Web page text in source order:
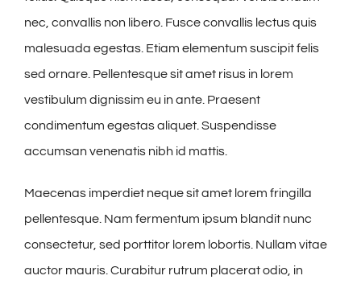
nec, convallis non libero. Fusce convallis lectus quis
malesuada egestas. Etiam elementum suscipit felis
sed ornare. Pellentesque sit amet risus in lorem
vestibulum dignissim eu in ante. Praesent
condimentum egestas aliquet. Suspendisse
accumsan venenatis nibh id mattis.
Maecenas imperdiet neque sit amet lorem fringilla
pellentesque. Nam fermentum ipsum blandit nunc
consectetur, sed porttitor lorem lobortis. Nullam vitae
auctor mauris. Curabitur rutrum placerat odio, in